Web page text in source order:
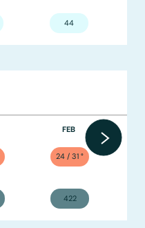
44
FEB
24 / 31 °
422